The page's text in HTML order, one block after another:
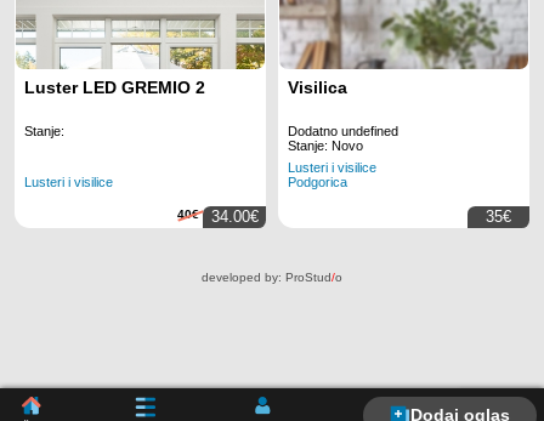
Dodaj oglas
Luster LED GREMIO 2
Stanje:
Lusteri i visilice
40€ 34.00€
Visilica
Dodatno undefined
Stanje: Novo
Lusteri i visilice
Podgorica
35€
developed by: ProStud/o